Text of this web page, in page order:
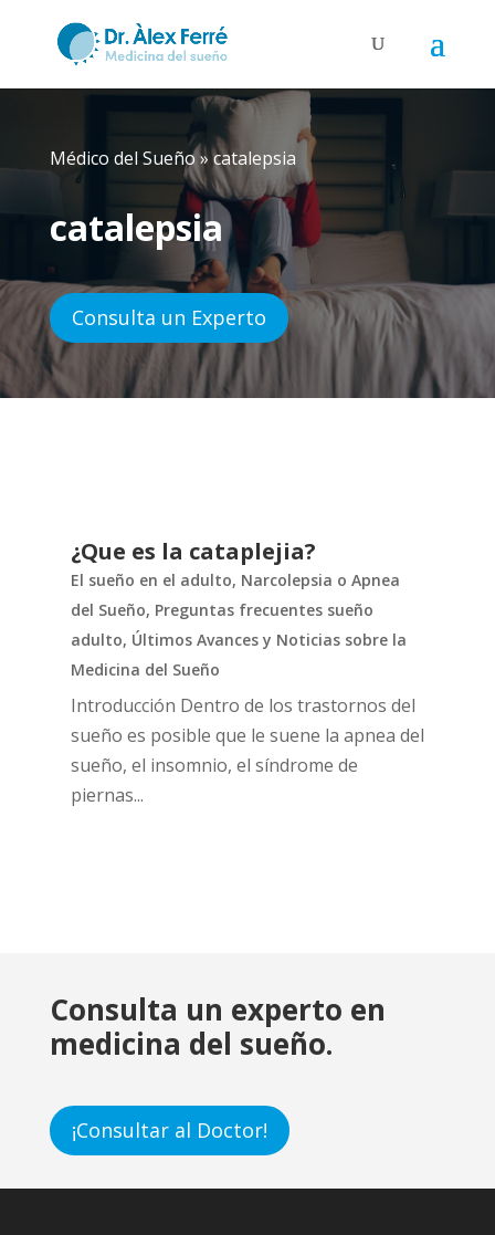
Médico del Sueño»catalepsia
catalepsia
Consulta un Experto
¿Que es la cataplejia?
El sueño en el adulto, Narcolepsia o Apnea
del Sueño, Preguntas frecuentes sueño
adulto, Últimos Avances y Noticias sobre la
Medicina del Sueño
Introducción Dentro de los trastornos del
sueño es posible que le suene la apnea del
sueño, el insomnio, el síndrome de
piernas...
Consulta un experto en
medicina del sueño.
¡Consultar al Doctor!